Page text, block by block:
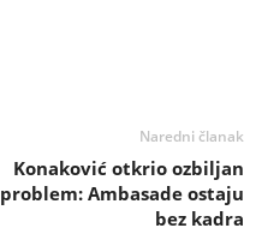
Naredni članak
Konaković otkrio ozbiljan
problem: Ambasade ostaju
bez kadra